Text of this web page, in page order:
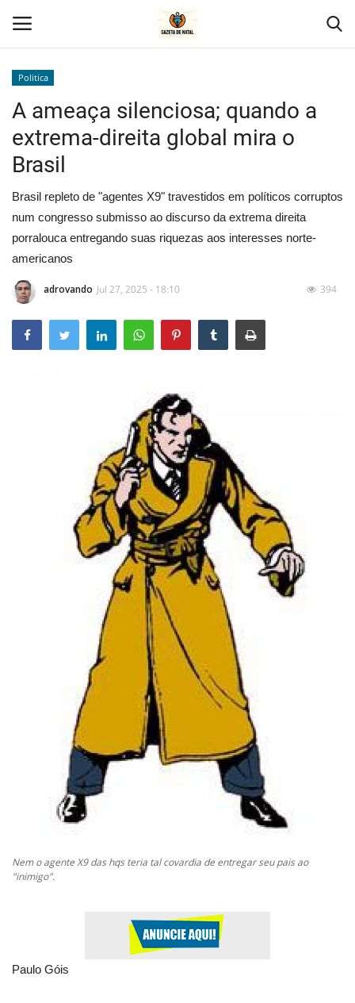
Home
Geral
Politica
Saúde
Esportes
Expediente - Equipe de Jornalismo
Politica
A ameaça silenciosa; quando a
extrema-direita global mira o
Brasil
Brasil repleto de "agentes X9" travestidos em políticos corruptos
num congresso submisso ao discurso da extrema direita
porralouca entregando suas riquezas aos interesses norte-
americanos
adrovando Jul 27, 2025 - 18:10 394
Nem o agente X9 das hqs teria tal covardia de entregar seu pais ao
"inimigo".
Paulo Góis